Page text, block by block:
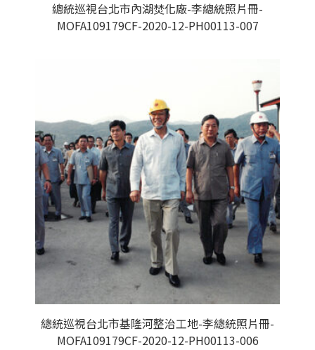
總統巡視台北市內湖焚化廠-李總統照片冊-
MOFA109179CF-2020-12-PH00113-007
總統巡視台北市基隆河整治工地-李總統照片冊-
MOFA109179CF-2020-12-PH00113-006